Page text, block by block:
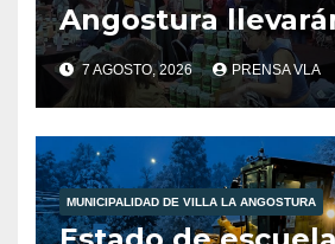
Angostura
producción local
de Sabores.
7 AGOSTO, 2026 PRENSA VLA
MUNICIPALIDAD DE VILLA LA ANGOSTURA